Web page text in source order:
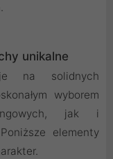
unikalne
na solidnych
wyborem
jak i
elementy